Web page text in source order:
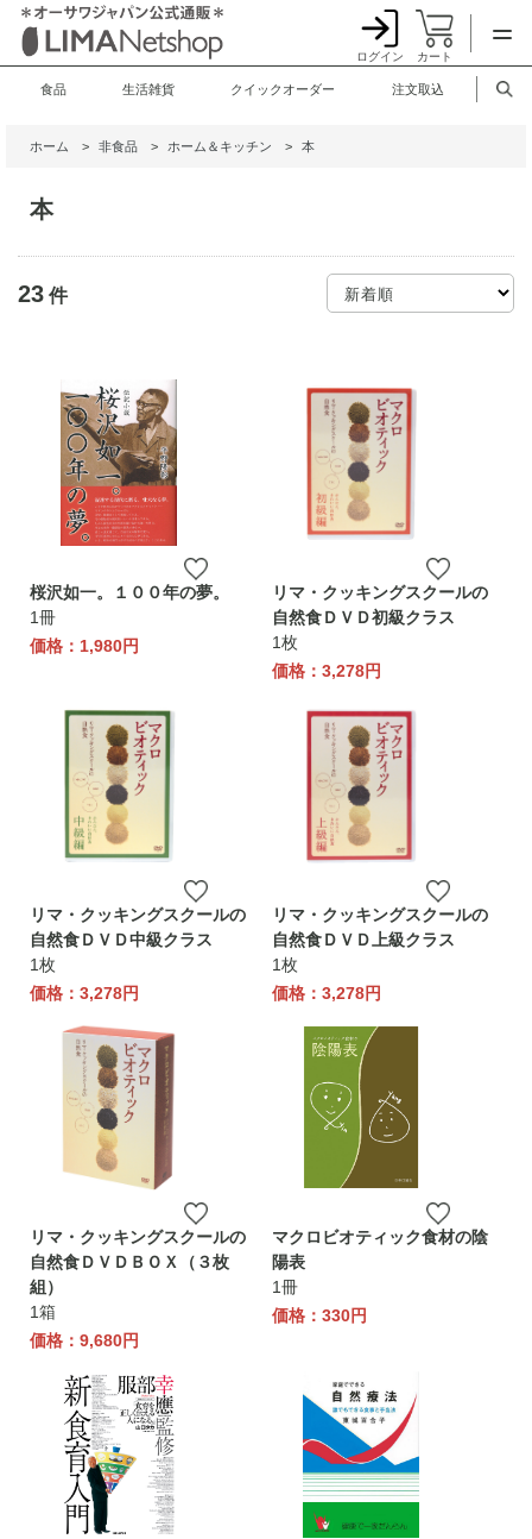
ログイン カート
食品 生活雑貨 クイックオーダー 注文取込
ホーム > 非食品 > ホーム＆キッチン > 本
本
23 件
桜沢如一。１００年の夢。
1冊
価格：1,980円
リマ・クッキングスクールの
自然食ＤＶＤ初級クラス
1枚
価格：3,278円
リマ・クッキングスクールの
自然食ＤＶＤ中級クラス
1枚
価格：3,278円
リマ・クッキングスクールの
自然食ＤＶＤ上級クラス
1枚
価格：3,278円
リマ・クッキングスクールの
自然食ＤＶＤＢＯＸ（３枚
組）
1箱
価格：9,680円
マクロビオティック食材の陰
陽表
1冊
価格：330円